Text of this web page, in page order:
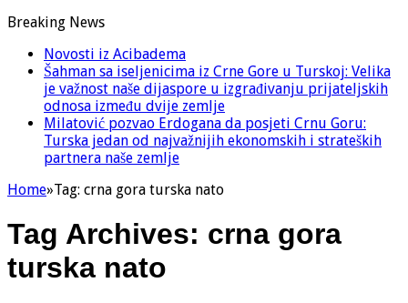
Breaking News
Novosti iz Acibadema
Šahman sa iseljenicima iz Crne Gore u Turskoj: Velika
je važnost naše dijaspore u izgrađivanju prijateljskih
odnosa između dvije zemlje
Milatović pozvao Erdogana da posjeti Crnu Goru:
Turska jedan od najvažnijih ekonomskih i strateških
partnera naše zemlje
Home»Tag: crna gora turska nato
Tag Archives: crna gora
turska nato